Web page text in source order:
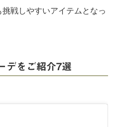
戦しやすいアイテムとなっ
デをご紹介7選